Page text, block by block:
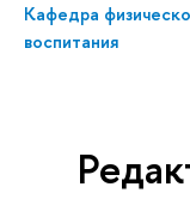
Кафедра
воспитания